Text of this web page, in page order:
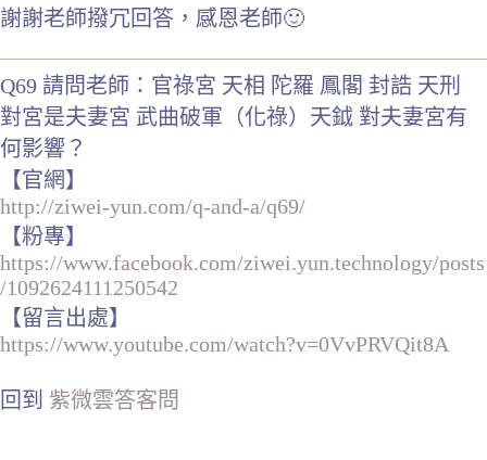
謝謝老師撥冗回答，感恩老師🙂
Q69 請問老師：官祿宮 天相 陀羅 鳳閣 封誥 天刑
對宮是夫妻宮 武曲破軍（化祿）天鉞 對夫妻宮有
何影響？
【官網】
http://ziwei-yun.com/q-and-a/q69/
【粉專】
https://www.facebook.com/ziwei.yun.technology/posts
/1092624111250542
【留言出處】
https://www.youtube.com/watch?v=0VvPRVQit8A
回到 紫微雲答客問